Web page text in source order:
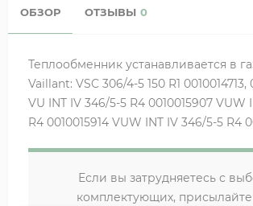
ОБЗОР ОТЗЫВЫ 0
Теплообменник устанавливается в
Vaillant: VSC 306/4-5 150 R1 0010014713,
VU INT IV 346/5-5 R4 0010015907 VUW
R4 0010015914 VUW INT IV 346/5-5 R4
Если вы затрудняетесь с
комплектующих,